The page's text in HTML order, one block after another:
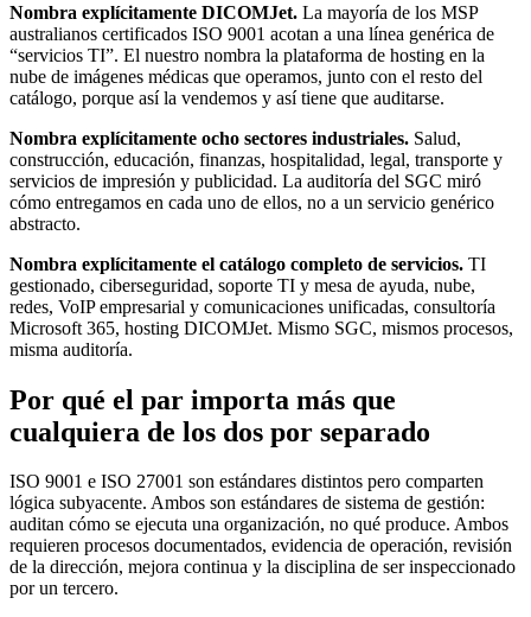
Nombra explícitamente DICOMJet. La mayoría de los MSP
australianos certificados ISO 9001 acotan a una línea genérica de
“servicios TI”. El nuestro nombra la plataforma de hosting en la
nube de imágenes médicas que operamos, junto con el resto del
catálogo, porque así la vendemos y así tiene que auditarse.
Nombra explícitamente ocho sectores industriales. Salud,
construcción, educación, finanzas, hospitalidad, legal, transporte y
servicios de impresión y publicidad. La auditoría del SGC miró
cómo entregamos en cada uno de ellos, no a un servicio genérico
abstracto.
Nombra explícitamente el catálogo completo de servicios. TI
gestionado, ciberseguridad, soporte TI y mesa de ayuda, nube,
redes, VoIP empresarial y comunicaciones unificadas, consultoría
Microsoft 365, hosting DICOMJet. Mismo SGC, mismos procesos,
misma auditoría.
Por qué el par importa más que
cualquiera de los dos por separado
ISO 9001 e ISO 27001 son estándares distintos pero comparten
lógica subyacente. Ambos son estándares de sistema de gestión:
auditan cómo se ejecuta una organización, no qué produce. Ambos
requieren procesos documentados, evidencia de operación, revisión
de la dirección, mejora continua y la disciplina de ser inspeccionado
por un tercero.